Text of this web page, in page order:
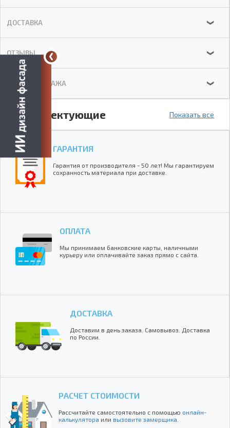
ДОСТАВКА ❯
ОТЗЫВЫ ❯
СХЕМА МОНТАЖА ❯
Комплектующие Показать все
ГАРАНТИЯ
Гарантия от производителя - 50 лет! Мы гарантируем
сохранность материала при доставке.
ОПЛАТА
Мы принимаем банковские карты, наличными
курьеру или оплачивайте заказ прямо с сайта.
ДОСТАВКА
Доставим в день заказа. Самовывоз. Доставка
по России.
РАСЧЕТ СТОИМОСТИ
Рассчитайте самостоятельно с помощью онлайн-
калькулятора или вызовите замерщика